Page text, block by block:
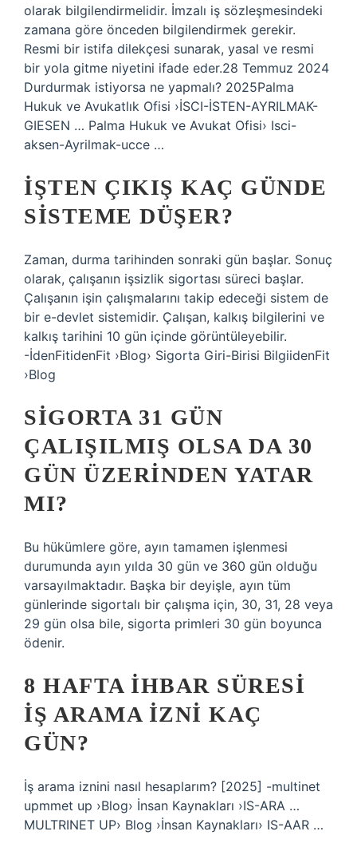
olarak bilgilendirmelidir. İmzalı iş sözleşmesindeki
zamana göre önceden bilgilendirmek gerekir.
Resmi bir istifa dilekçesi sunarak, yasal ve resmi
bir yola gitme niyetini ifade eder.28 Temmuz 2024
Durdurmak istiyorsa ne yapmalı? 2025Palma
Hukuk ve Avukatlık Ofisi ›İSCI-İSTEN-AYRILMAK-
GIESEN … Palma Hukuk ve Avukat Ofisi› Isci-
aksen-Ayrilmak-ucce …
İŞTEN ÇIKIŞ KAÇ GÜNDE
SISTEME DÜŞER?
Zaman, durma tarihinden sonraki gün başlar. Sonuç
olarak, çalışanın işsizlik sigortası süreci başlar.
Çalışanın işin çalışmalarını takip edeceği sistem de
bir e-devlet sistemidir. Çalışan, kalkış bilgilerini ve
kalkış tarihini 10 gün içinde görüntüleyebilir.
-İdenFitidenFit ›Blog› Sigorta Giri-Birisi BilgiidenFit
›Blog
SIGORTA 31 GÜN
ÇALIŞILMIŞ OLSA DA 30
GÜN ÜZERINDEN YATAR
MI?
Bu hükümlere göre, ayın tamamen işlenmesi
durumunda ayın yılda 30 gün ve 360 ​​gün olduğu
varsayılmaktadır. Başka bir deyişle, ayın tüm
günlerinde sigortalı bir çalışma için, 30, 31, 28 veya
29 gün olsa bile, sigorta primleri 30 gün boyunca
ödenir.
8 HAFTA IHBAR SÜRESI
IŞ ARAMA IZNI KAÇ
GÜN?
İş arama iznini nasıl hesaplarım? [2025] -multinet
upmmet up ›Blog› İnsan Kaynakları ›IS-ARA …
MULTRINET UP› Blog ›İnsan Kaynakları› IS-AAR …